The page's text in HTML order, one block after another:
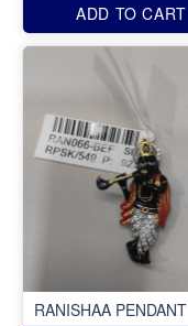
ADD TO CART
RANISHAA PENDANT